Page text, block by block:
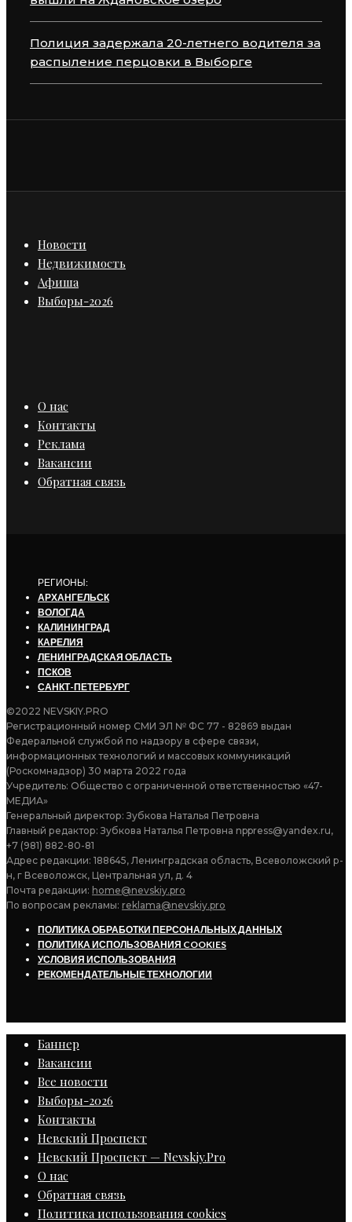
Полиция задержала 20-летнего водителя за
распыление перцовки в Выборге
Новости
Недвижимость
Афиша
Выборы-2026
О нас
Контакты
Реклама
Вакансии
Обратная связь
РЕГИОНЫ:
АРХАНГЕЛЬСК
ВОЛОГДА
КАЛИНИНГРАД
КАРЕЛИЯ
ЛЕНИНГРАДСКАЯ ОБЛАСТЬ
ПСКОВ
САНКТ-ПЕТЕРБУРГ
©2022 NEVSKIY.PRO
Регистрационный номер СМИ ЭЛ № ФС 77 - 82869 выдан
Федеральной службой по надзору в сфере связи,
информационных технологий и массовых коммуникаций
(Роскомнадзор) 30 марта 2022 года
Учредитель: Общество с ограниченной ответственностью «47-
МЕДИА»
Генеральный директор: Зубкова Наталья Петровна
Главный редактор: Зубкова Наталья Петровна nppress@yandex.ru,
+7 (981) 882-80-81
Адрес редакции: 188645, Ленинградская область, Всеволожский р-
н, г Всеволожск, Центральная ул, д. 4
Почта редакции: home@nevskiy.pro
По вопросам рекламы: reklama@nevskiy.pro
ПОЛИТИКА ОБРАБОТКИ ПЕРСОНАЛЬНЫХ ДАННЫХ
ПОЛИТИКА ИСПОЛЬЗОВАНИЯ COOKIES
УСЛОВИЯ ИСПОЛЬЗОВАНИЯ
РЕКОМЕНДАТЕЛЬНЫЕ ТЕХНОЛОГИИ
Баннер
Вакансии
Все новости
Выборы-2026
Контакты
Невский Проспект
Невский Проспект — Nevskiy.Pro
О нас
Обратная связь
Политика использования cookies